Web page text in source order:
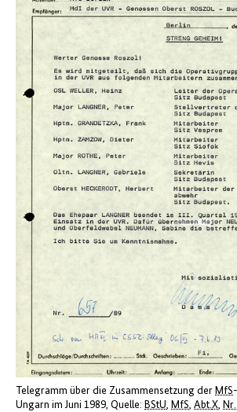
Telegramm über die Zusammensetzung der MfS
Ungarn im Juni 1989 Quelle: BStU, MfS, Abt.X, Nr.